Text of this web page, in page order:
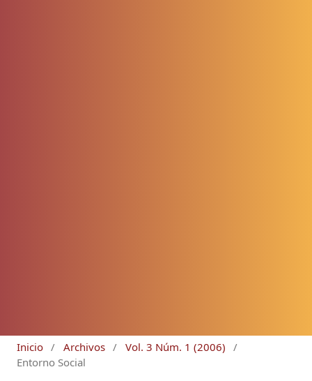
Inicio / Archivos / Vol. 3 Núm. 1 (2006)
/
Entorno Social